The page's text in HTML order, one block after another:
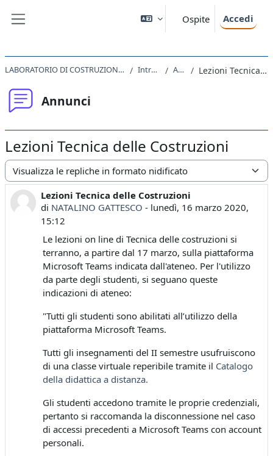
Ospite Accedi
LABORATORIO DI COSTRUZIONE DELL'ARCHITETTURA II 2020 Introduzione Annunci Lezioni Tecnica delle Costruzioni
Annunci
Lezioni Tecnica delle Costruzioni
Modalità visualizzazione
Lezioni Tecnica delle Costruzioni
di NATALINO GATTESCO - lunedì, 16 marzo 2020,
15:12
Numero di risposte: 0
Le lezioni on line di Tecnica delle costruzioni si
terranno, a partire dal 17 marzo, sulla piattaforma
Microsoft Teams indicata dall'ateneo. Per l'utilizzo
da parte degli studenti, si seguano queste
indicazioni di ateneo:
"Tutti gli studenti sono abilitati all’utilizzo della
piattaforma Microsoft Teams.
Tutti gli insegnamenti del II semestre usufruiscono
di una classe virtuale reperibile tramite il Catalogo
della didattica a distanza.
Gli studenti accedono tramite le proprie credenziali,
pertanto si raccomanda la disconnessione nel caso
di accessi precedenti a Microsoft Teams con account
personali.